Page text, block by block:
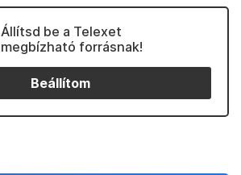
Állítsd be a Telexet
megbízható forrásnak!
Beállítom